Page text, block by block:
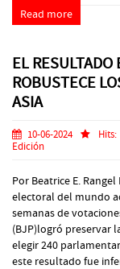
Read more
EL RESULTADO
ROBUSTECE
ASIA
10-06-2024 Hits:
Edición
Por Beatrice E.
electoral del mundo
semanas de
(BJP)logró preservar
elegir 240
este resultado fue